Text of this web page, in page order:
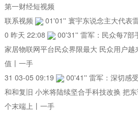
第一财经短视频
联系视频
01'01'' 寰宇东说念主大代表
0 昨天 22:08
00'31'' 雷军：民众每7部
家居物联网平台民众界限最大 民众用户
值丨一手
31 03-05 09:19
00'41'' 雷军：深切感
和和复旧 小米将陆续坚合手科技改换 把
个末端上丨一手